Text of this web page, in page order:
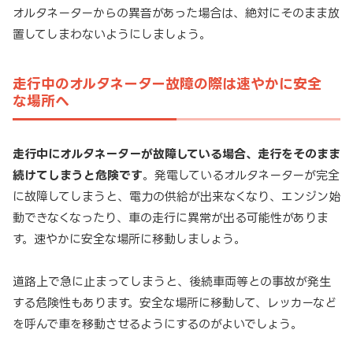
オルタネーターからの異音があった場合は、絶対にそのまま放
置してしまわないようにしましょう。
走行中のオルタネーター故障の際は速やかに安全
な場所へ
走行中にオルタネーターが故障している場合、走行をそのまま
続けてしまうと危険です。発電しているオルタネーターが完全
に故障してしまうと、電力の供給が出来なくなり、エンジン始
動できなくなったり、車の走行に異常が出る可能性がありま
す。速やかに安全な場所に移動しましょう。
道路上で急に止まってしまうと、後続車両等との事故が発生
する危険性もあります。安全な場所に移動して、レッカーなど
を呼んで車を移動させるようにするのがよいでしょう。